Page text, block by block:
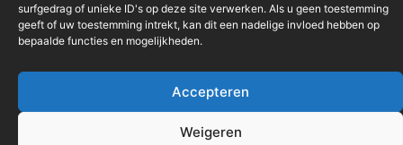
surfgedrag of unieke ID's op deze site verwerken. Als u geen toestemming
geeft of uw toestemming intrekt, kan dit een nadelige invloed hebben op
bepaalde functies en mogelijkheden.
Accepteren
Weigeren
Cookiebeleid